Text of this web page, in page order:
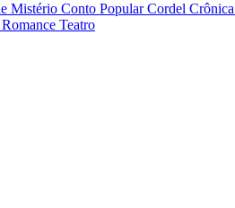
Mistério Conto PopularCordel Crônica
Romance Teatro